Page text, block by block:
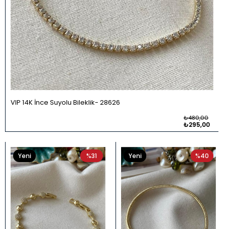
VIP 14K İnce Suyolu Bileklik 28626
₺295,00
₺480,00
%31
Yeni
Ürün
%40
Yeni
Ürün